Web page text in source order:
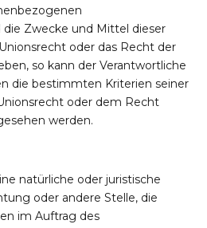
Zwecke und Mittel dieser
oder das Recht der
so kann der Verantwortliche
die bestimmten Kriterien seiner
oder dem Recht
werden.
natürliche oder juristische
oder andere Stelle, die
im Auftrag des